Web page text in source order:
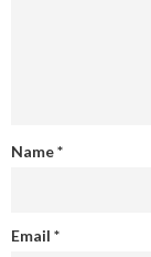
Name*
Email *